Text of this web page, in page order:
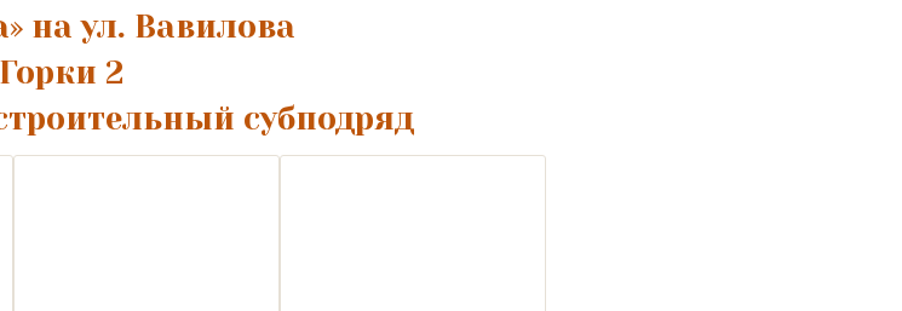
на ул. Вавилова
2
субподряд